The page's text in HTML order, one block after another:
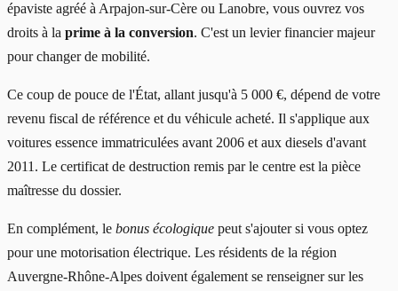
épaviste agréé à Arpajon-sur-Cère ou Lanobre, vous ouvrez vos
droits à la prime à la conversion. C'est un levier financier majeur
pour changer de mobilité.
Ce coup de pouce de l'État, allant jusqu'à 5 000 €, dépend de votre
revenu fiscal de référence et du véhicule acheté. Il s'applique aux
voitures essence immatriculées avant 2006 et aux diesels d'avant
2011. Le certificat de destruction remis par le centre est la pièce
maîtresse du dossier.
En complément, le bonus écologique peut s'ajouter si vous optez
pour une motorisation électrique. Les résidents de la région
Auvergne-Rhône-Alpes doivent également se renseigner sur les